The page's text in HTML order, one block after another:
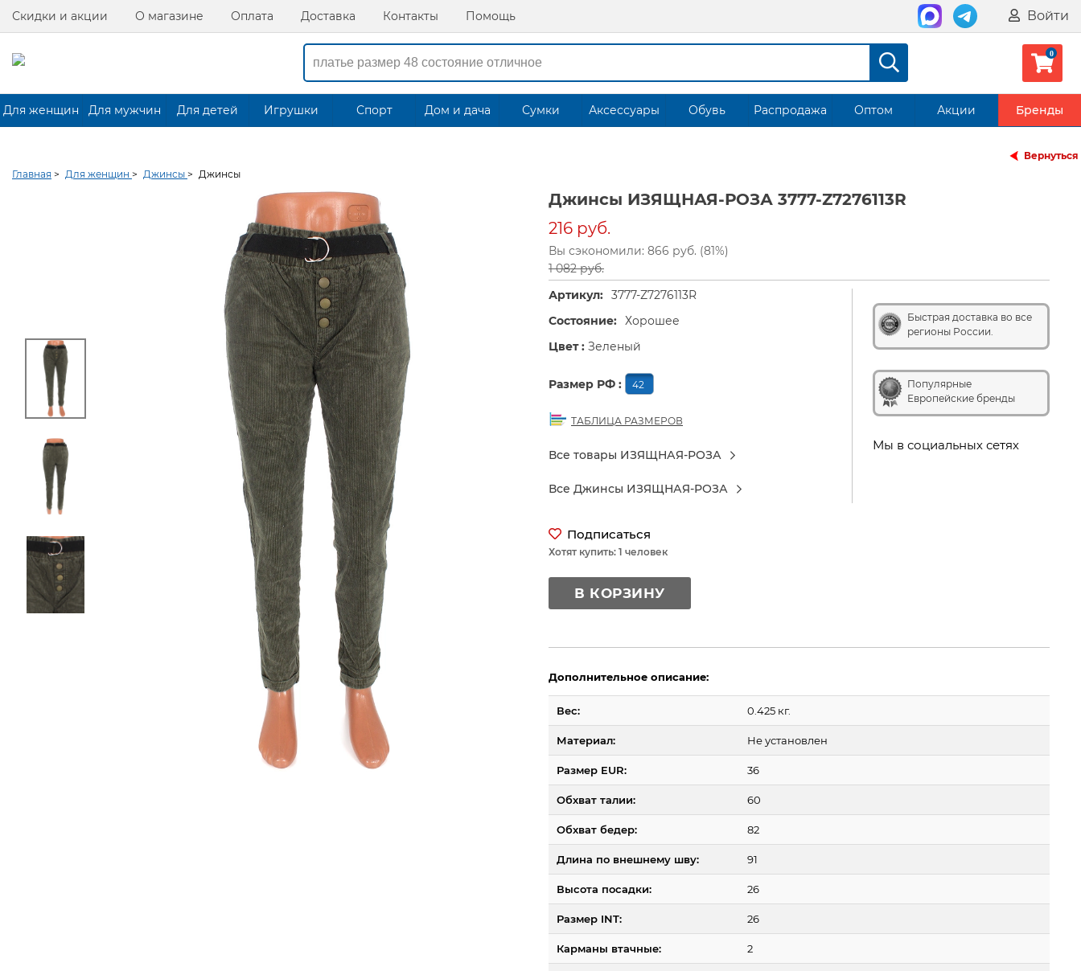
Скидки и акции О магазине Оплата Доставка Контакты Помощь Войти
Для женщин Для мужчин Для детей Игрушки Спорт Дом и дача Сумки Аксессуары Обувь Распродажа Оптом Акции Бренды
Вернуться
Главная > Для женщин > Джинсы > Джинсы
Джинсы ИЗЯЩНАЯ-РОЗА 3777-Z7276113R
216 руб.
Вы сэкономили: 866 руб. (81%)
1 082 руб.
Быстрая доставка во все
регионы России.
Популярные
Европейские бренды
Мы в социальных сетях
Артикул: 3777-Z7276113R
Состояние: Хорошее
Цвет : Зеленый
Размер РФ : 42
ТАБЛИЦА РАЗМЕРОВ
Все товары ИЗЯЩНАЯ-РОЗА
Все Джинсы ИЗЯЩНАЯ-РОЗА
Подписаться
Хотят купить: 1 человек
В КОРЗИНУ
Дополнительное описание:
Вес: 0.425 кг.
Материал: Не установлен
Размер EUR: 36
Обхват талии: 60
Обхват бедер: 82
Длина по внешнему шву: 91
Высота посадки: 26
Размер INT: 26
Карманы втачные: 2